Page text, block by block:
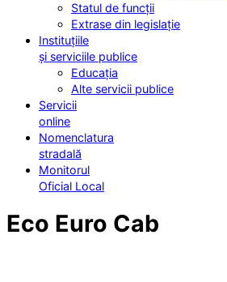
Statul de funcții
Extrase din legislație
Instituțiile
și serviciile publice
Educația
Alte servicii publice
Servicii
online
Nomenclatura
stradală
Monitorul
Oficial Local
Eco Euro Cab